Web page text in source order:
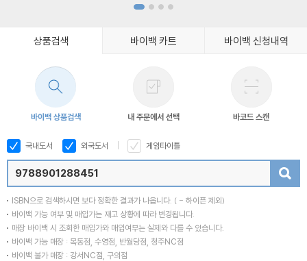
상품검색 바이백 카트 바이백 신청내역
바이백 상품검색 내 주문에서 선택 바코드 스캔
국내도서 외국도서 게임타이틀
ISBN으로 검색하시면 보다 정확한 결과가 나옵니다. ( - 하이픈 제외)
바이백 가능 여부 및 매입가는 재고 상황에 따라 변경됩니다.
매장 바이백 시 조회한 매입가와 매입여부는 실제와 다를 수 있습니다.
바이백 가능 매장 : 목동점, 수영점, 반월당점, 청주NC점
바이백 불가 매장 : 강서NC점, 구의점